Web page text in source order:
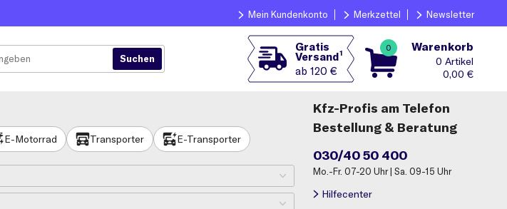
Mein Kundenkonto Merkzettel Newsletter
Gratis
Versand1
ab 120 €
0 Warenkorb
0
0,00 €
E-Motorrad Transporter E-Transporter
Kfz-Profis am Telefon
Bestellung & Beratung
030/40 50 400
Mo.-Fr. 07-20 Uhr | Sa. 09-15 Uhr
Hilfecenter